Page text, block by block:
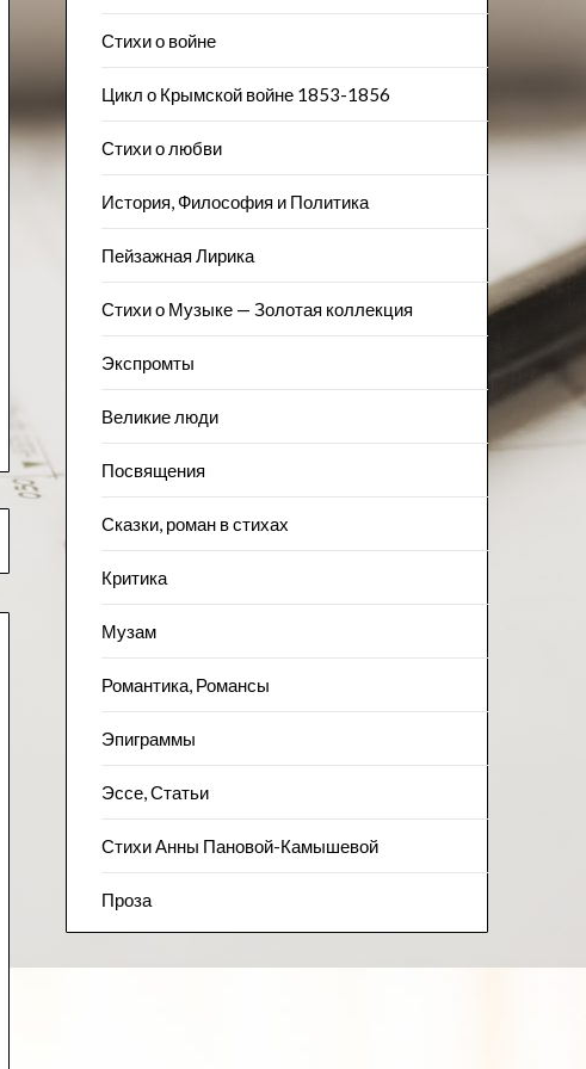
Стихи о войне
Цикл о Крымской войне 1853-1856
Стихи о любви
История, Философия и Политика
Пейзажна​я Лирика
Стихи о Музыке — Золотая коллекция
Экспромты
Великие люди
Посвящения
Сказки, роман в стихах
Критика
Музам
Романтика, Романсы
Эпиграммы
Эссе, Статьи
Стихи Анны Пановой-Камышевой
Проза